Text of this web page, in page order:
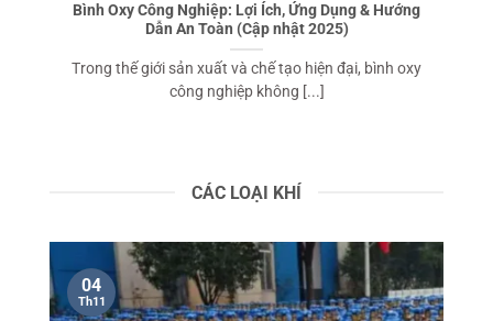
Bình Oxy Công Nghiệp: Lợi Ích, Ứng Dụng & Hướng
Dẫn An Toàn (Cập nhật 2025)
Trong thế giới sản xuất và chế tạo hiện đại, bình oxy
công nghiệp không [...]
CÁC LOẠI KHÍ
04
Th11